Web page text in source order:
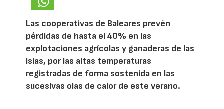
Las cooperativas de Baleares prevén
pérdidas de hasta el 40% en las
explotaciones agrícolas y ganaderas de las
islas, por las altas temperaturas
registradas de forma sostenida en las
sucesivas olas de calor de este verano.